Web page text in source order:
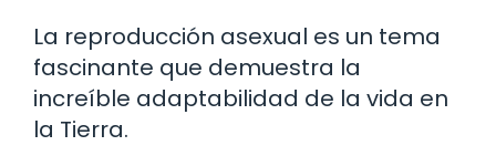
La reproducción asexual es un tema
fascinante que demuestra la
increíble adaptabilidad de la vida en
la Tierra.